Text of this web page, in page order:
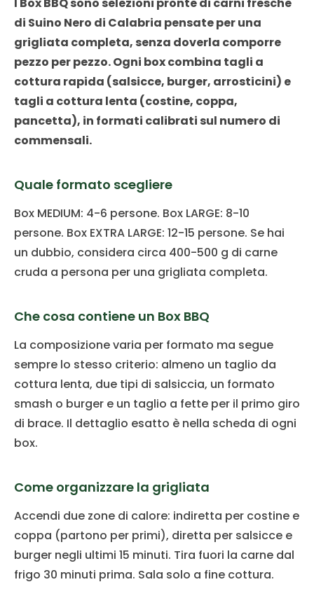
di Suino Nero di Calabria pensate per una
grigliata completa, senza doverla comporre
pezzo per pezzo. Ogni box combina tagli a
cottura rapida (salsicce, burger, arrosticini) e
tagli a cottura lenta (costine, coppa,
pancetta), in formati calibrati sul numero di
commensali.
Quale formato scegliere
Box MEDIUM: 4-6 persone. Box LARGE: 8-10
persone. Box EXTRA LARGE: 12-15 persone. Se hai
un dubbio, considera circa 400-500 g di carne
cruda a persona per una grigliata completa.
Che cosa contiene un Box BBQ
La composizione varia per formato ma segue
sempre lo stesso criterio: almeno un taglio da
cottura lenta, due tipi di salsiccia, un formato
smash o burger e un taglio a fette per il primo giro
di brace. Il dettaglio esatto è nella scheda di ogni
box.
Come organizzare la grigliata
Accendi due zone di calore: indiretta per costine e
coppa (partono per primi), diretta per salsicce e
burger negli ultimi 15 minuti. Tira fuori la carne dal
frigo 30 minuti prima. Sala solo a fine cottura.